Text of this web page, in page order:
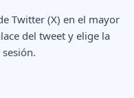
Twitter (X) en el mayor
del tweet y elige la